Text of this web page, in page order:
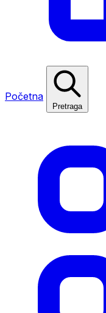
Početna
Pretraga